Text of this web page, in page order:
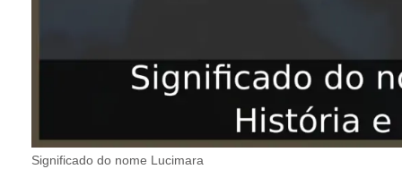
Significado do nome Lucimara